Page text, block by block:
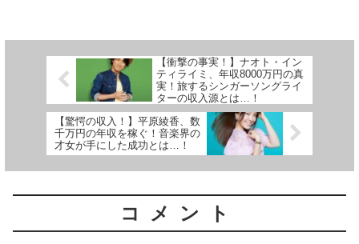
【衝撃の事実！】ナオト・イン
ティライミ、年収8000万円の真
実！旅するシンガーソングライ
ターの収入源とは…！
【驚愕の収入！】平原綾香、数
千万円の年収を稼ぐ！音楽界の
才女が手にした成功とは…！
コメント